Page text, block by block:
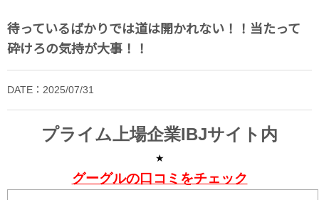
待っているばかりでは道は開かれない！！当たって
砕けろの気持が大事！！
DATE：2025/07/31
プライム上場企業IBJサイト内
★
グーグルの口コミをチェック